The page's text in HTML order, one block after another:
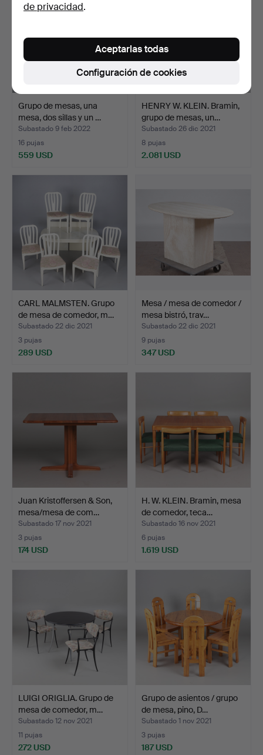
Grupo de mesas, una
mesa, dos sillas y un …
Subastado 9 feb 2022
16 pujas
559 USD
HENRY W. KLEIN. Bramin,
grupo de mesas, un…
Subastado 26 dic 2021
8 pujas
2.081 USD
CARL MALMSTEN. Grupo
de mesa de comedor, m…
Subastado 22 dic 2021
3 pujas
289 USD
Mesa / mesa de comedor /
mesa bistró, trav…
Subastado 22 dic 2021
9 pujas
347 USD
Juan Kristoffersen & Son,
mesa/mesa de com…
Subastado 17 nov 2021
3 pujas
174 USD
H. W. KLEIN. Bramin, mesa
de comedor, teca…
Subastado 16 nov 2021
6 pujas
1.619 USD
LUIGI ORIGLIA. Grupo de
mesa de comedor, m…
Subastado 12 nov 2021
11 pujas
272 USD
Grupo de asientos / grupo
de mesa, pino, D…
Subastado 1 nov 2021
3 pujas
187 USD
de privacidad.
Configuración de cookies
Aceptarlas todas